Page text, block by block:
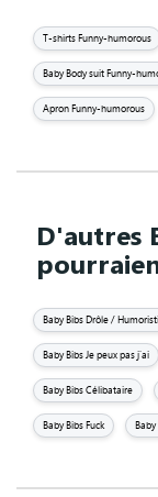
T-shirts Funny-humorous
Baby Body suit Funny-
Apron Funny-humorous
D'autres
Baby Bibs Drôle /
Baby Bibs Je peux pas j'ai
Baby Bibs Célibataire
Baby Bibs Fuck